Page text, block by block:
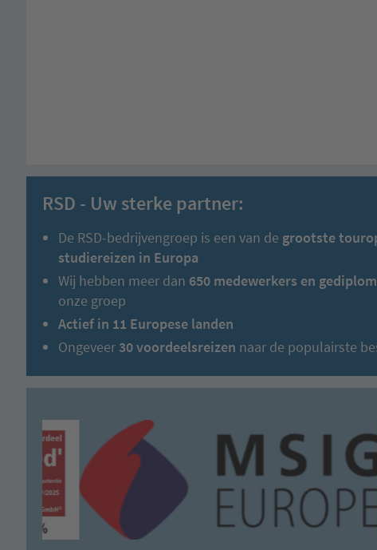
RSD - Uw sterke partner:
De RSD-bedrijvengroep is een van de grootste
studiereizen in Europa
Wij hebben meer dan 650 medewerkers en
onze groep
Actief in 11 Europese landen
Ongeveer 30 voordeelsreizen naar de populairste